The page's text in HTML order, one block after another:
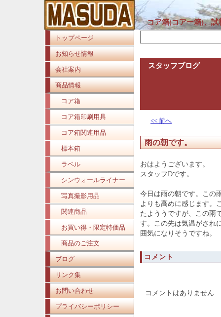
コア箱(コアー箱)、
トップページ
お知らせ情報
会社案内
商品情報
コア箱
コア箱印刷用具
コア箱関連用品
標本箱
ラベル
シンウォールライナー
写真撮影用品
関連商品
お買い得・限定特価品
商品のご注文
ブログ
リンク集
お問い合わせ
プライバシーポリシー
スタッフブログ
<< 前へ
雨の朝です。
おはようございます。
スタッフDです。
今日は雨の朝です。この
よりも高めに感じます。
たよううですが、この雨
す。この先は気温がされ
囲気になりそうですね。
コメント
コメントはありません